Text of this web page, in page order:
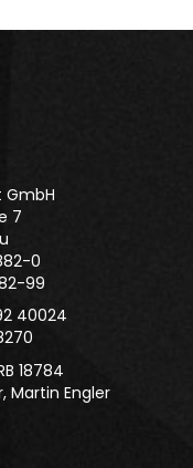
7
0
99
40024
18784
Martin Engler